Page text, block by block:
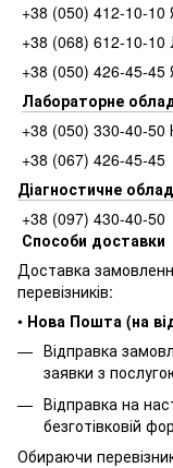
+38 (050) 412-10-10
+38 (068) 612-10-
+38 (050) 426-45-45
Лабораторне
+38 (050) 330-40-50
+38 (067) 426-45-45
Діагностичне
+38 (097) 430-40-50
Способи доставки
Доставка
перевізників:
• Нова Пошта (на
Відправка
заявки з
Відправка на
безготівковій
Обираючи